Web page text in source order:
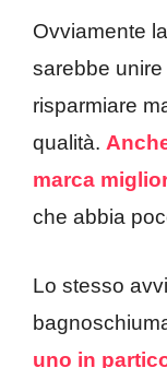
Ovviamente
sarebbe unire
risparmiare
qualità.
marca
che abbia
Lo stesso
uno in